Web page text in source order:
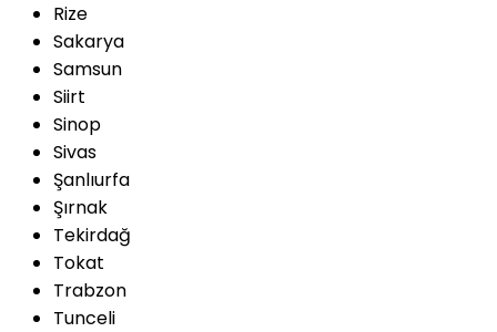
Rize
Sakarya
Samsun
Siirt
Sinop
Sivas
Şanlıurfa
Şırnak
Tekirdağ
Tokat
Trabzon
Tunceli